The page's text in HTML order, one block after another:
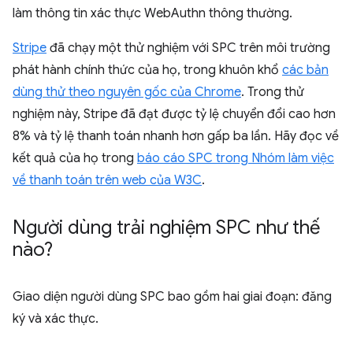
làm thông tin xác thực WebAuthn thông thường.
Stripe đã chạy một thử nghiệm với SPC trên môi trường
phát hành chính thức của họ, trong khuôn khổ các bản
dùng thử theo nguyên gốc của Chrome. Trong thử
nghiệm này, Stripe đã đạt được tỷ lệ chuyển đổi cao hơn
8% và tỷ lệ thanh toán nhanh hơn gấp ba lần. Hãy đọc về
kết quả của họ trong báo cáo SPC trong Nhóm làm việc
về thanh toán trên web của W3C.
Người dùng trải nghiệm SPC như thế
nào?
Giao diện người dùng SPC bao gồm hai giai đoạn: đăng
ký và xác thực.